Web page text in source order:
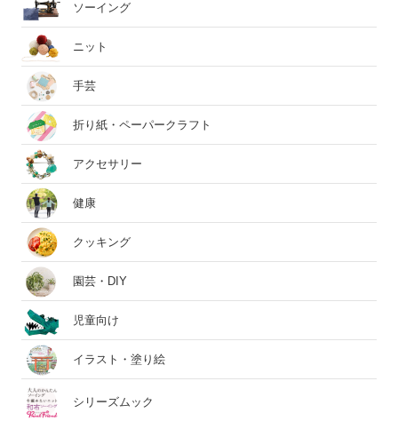
ソーイング
ニット
手芸
折り紙・ペーパークラフト
アクセサリー
健康
クッキング
園芸・DIY
児童向け
イラスト・塗り絵
シリーズムック